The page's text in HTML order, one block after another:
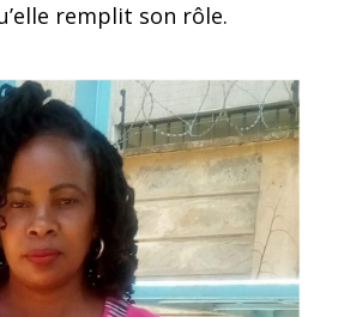
remplit son rôle.